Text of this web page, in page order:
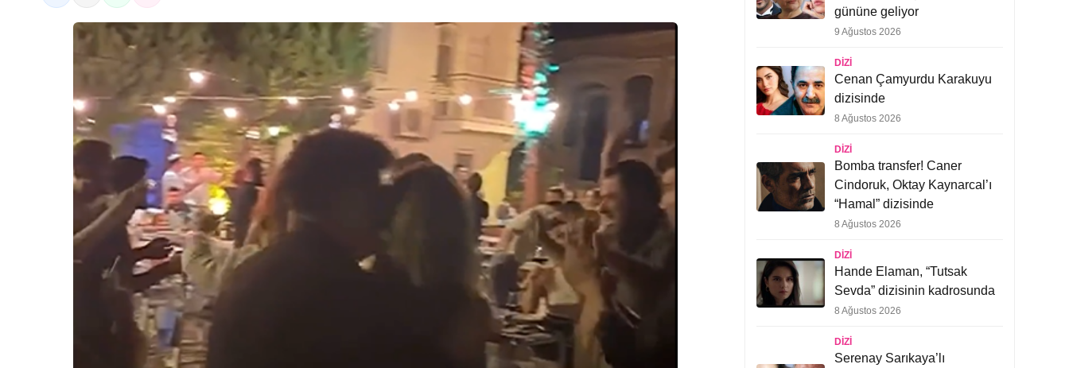
gününe geliyor
9 Ağustos 2026
DIZI
Cenan Çamyurdu Karakuyu
dizisinde
8 Ağustos 2026
DIZI
Bomba transfer! Caner
Cindoruk, Oktay Kaynarcal’ı
“Hamal” dizisinde
8 Ağustos 2026
DIZI
Hande Elaman, “Tutsak
Sevda” dizisinin kadrosunda
8 Ağustos 2026
DIZI
Serenay Sarıkaya’lı